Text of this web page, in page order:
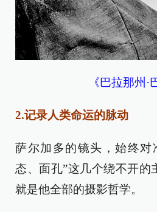
《巴拉那州·
2.记录人类命运的脉动
萨尔加多的镜头，始终对
态、面孔”这几个绕不开的
就是他全部的摄影哲学。